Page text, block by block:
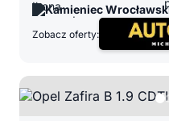
Kamieniec
Zobacz oferty: